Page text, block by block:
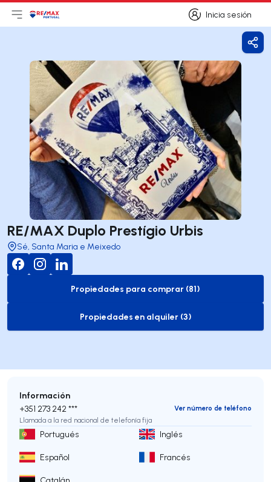
Inicia sesión
Inicia sesión
Abrir el menú principal
Logotipo
RE/MAX Duplo Prestígio Urbis
Sé, Santa Maria e Meixedo
to-buy-listing
Propiedades para comprar (81)
to-rent-listing
Propiedades en alquiler (3)
Información
+351 273 242 ***
Ver número de teléfono
Llamada a la red nacional de telefonía fija
Portugués Inglés
Español Francés